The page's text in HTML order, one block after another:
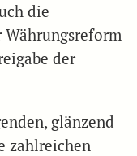
die
der
glänzend
zahlreichen